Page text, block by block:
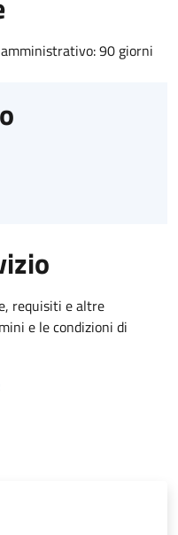
90 giorni
requisiti e altre
e le condizioni di